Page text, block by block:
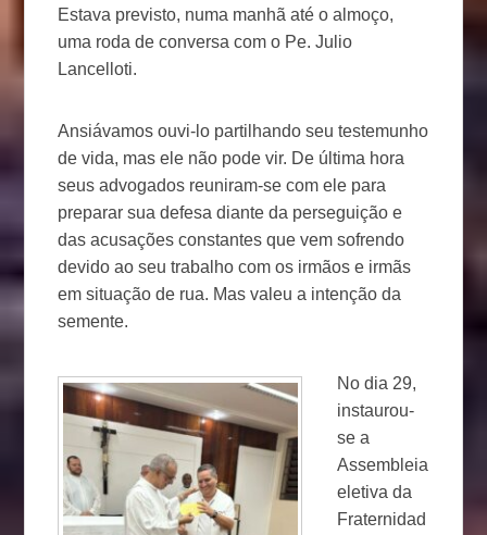
Estava previsto, numa manhã até o almoço,
uma roda de conversa com o Pe. Julio
Lancelloti.
Ansiávamos ouvi-lo partilhando seu testemunho
de vida, mas ele não pode vir. De última hora
seus advogados reuniram-se com ele para
preparar sua defesa diante da perseguição e
das acusações constantes que vem sofrendo
devido ao seu trabalho com os irmãos e irmãs
em situação de rua. Mas valeu a intenção da
semente.
No dia 29,
instaurou-
se a
Assembleia
eletiva da
Fraternidad